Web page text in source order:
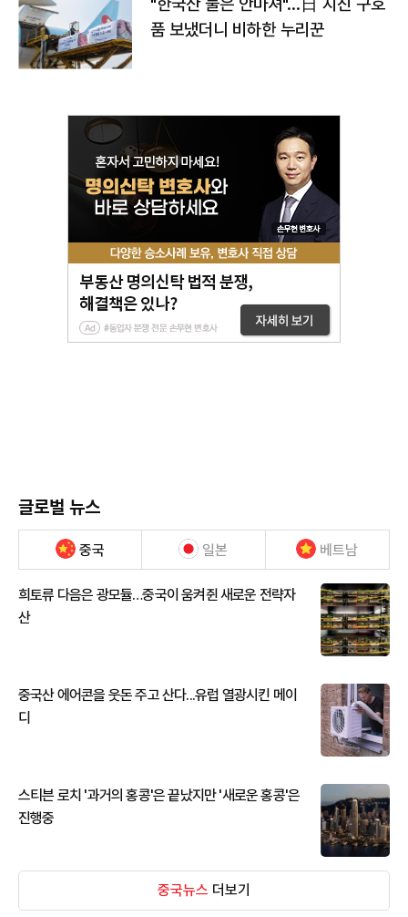
품 보냈더니 비하한 누리꾼
글로벌 뉴스
중국 일본 베트남
희토류 다음은 광모듈…중국이 움켜쥔 새로운 전략자
산
중국산 에어콘을 웃돈 주고 산다...유럽 열광시킨 메이
디
스티븐 로치 '과거의 홍콩'은 끝났지만 '새로운 홍콩'은
진행중
중국뉴스 더보기